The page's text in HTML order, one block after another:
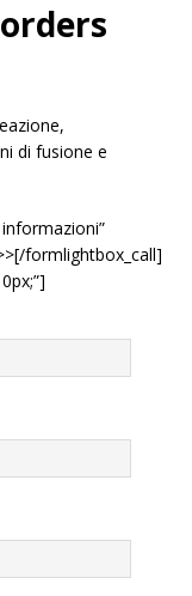
di fusione e
formlightbox_call]